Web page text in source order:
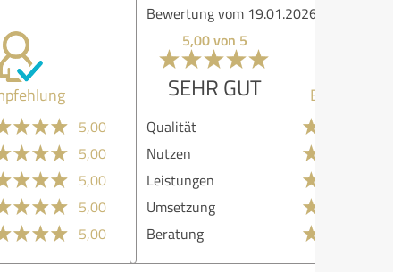
vom 19.01.2026
5,00 von 5
GUT Empfehlung